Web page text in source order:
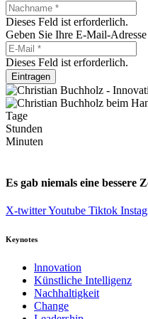
Dieses Feld ist erforderlich.
Geben Sie Ihre E-Mail-
Dieses Feld ist erforderlich.
Eintragen
Tage
Stunden
Minuten
Es gab niemals eine bessere
X-twitterYoutube Tiktok
Keynotes
lnnovation
Künstliche Intelligenz
Nachhaltigkeit
Change